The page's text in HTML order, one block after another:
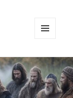
WIDGET